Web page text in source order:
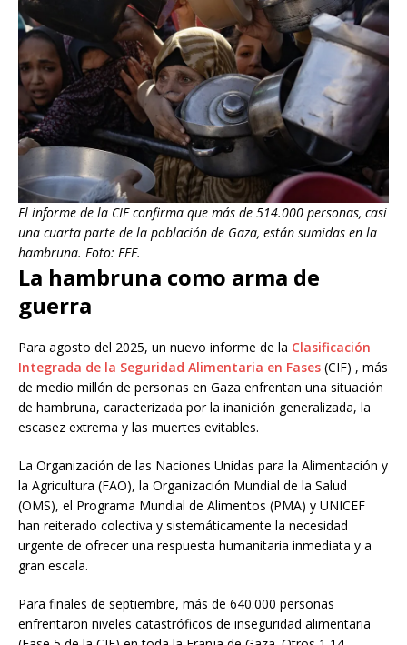
El informe de la CIF confirma que más de 514.000 personas, casi
una cuarta parte de la población de Gaza, están sumidas en la
hambruna. Foto: EFE.
La hambruna como arma de
guerra
Para agosto del 2025, un nuevo informe de la Clasificación
Integrada de la Seguridad Alimentaria en Fases (CIF) , más
de medio millón de personas en Gaza enfrentan una situación
de hambruna, caracterizada por la inanición generalizada, la
escasez extrema y las muertes evitables.
La Organización de las Naciones Unidas para la Alimentación y
la Agricultura (FAO), la Organización Mundial de la Salud
(OMS), el Programa Mundial de Alimentos (PMA) y UNICEF
han reiterado colectiva y sistemáticamente la necesidad
urgente de ofrecer una respuesta humanitaria inmediata y a
gran escala.
Para finales de septiembre, más de 640.000 personas
enfrentaron niveles catastróficos de inseguridad alimentaria